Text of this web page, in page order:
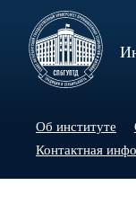
Об институте
Контактная